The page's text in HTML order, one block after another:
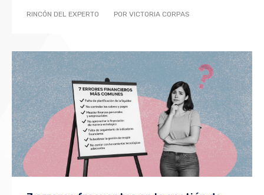
RINCÓN DEL EXPERTO POR VICTORIA CORPAS